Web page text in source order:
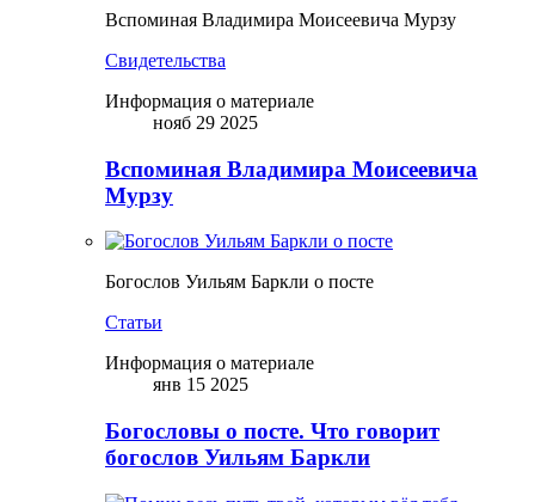
Вспоминая Владимира Моисеевича Мурзу
Свидетельства
Информация о материале
нояб 29 2025
Вспоминая Владимира Моисеевича
Мурзу
Богослов Уильям Баркли о посте
Статьи
Информация о материале
янв 15 2025
Богословы о посте. Что говорит
богослов Уильям Баркли